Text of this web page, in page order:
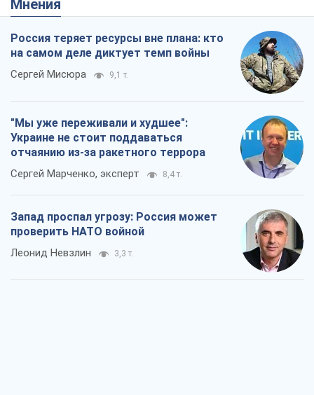
Мнения
Россия теряет ресурсы вне плана: кто
на самом деле диктует темп войны
Сергей Мисюра 9,1 т.
"Мы уже переживали и худшее":
Украине не стоит поддаваться
отчаянию из-за ракетного террора
Сергей Марченко, эксперт 8,4 т.
Запад проспал угрозу: Россия может
проверить НАТО войной
Леонид Невзлин 3,3 т.